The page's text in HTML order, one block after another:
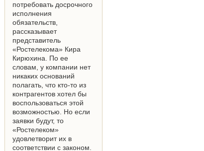
потребовать досрочного
исполнения
обязательств,
рассказывает
представитель
«Ростелекома» Кира
Кирюхина. По ее
словам, у компании нет
никаких оснований
полагать, что кто-то из
контрагентов хотел бы
воспользоваться этой
возможностью. Но если
заявки будут, то
«Ростелеком»
удовлетворит их в
соответствии с законом.